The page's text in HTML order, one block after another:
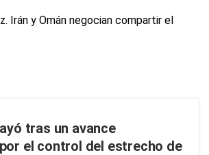
tras un avance
el control del estrecho de